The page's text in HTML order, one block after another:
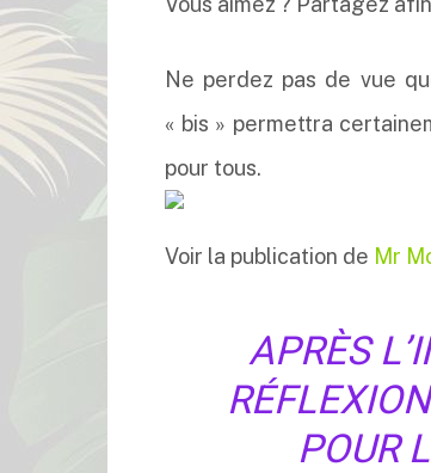
Ne perdez pas de vue
« bis » permettra
pour tous.
Voir la publication de Mr
APRÈS
POUR